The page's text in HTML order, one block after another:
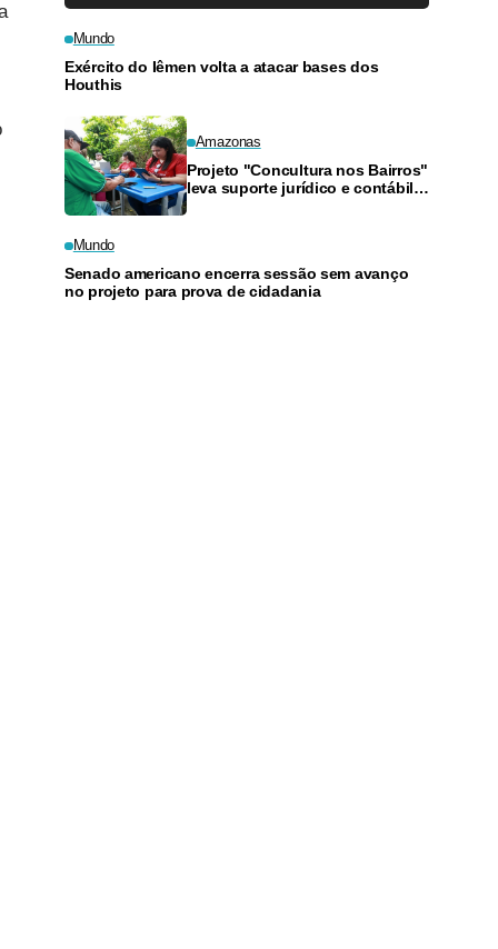
Mundo
Exército do Iêmen volta a atacar bases dos
Houthis
Amazonas
Projeto "Concultura nos Bairros"
leva suporte jurídico e contábil a
Mundo
Senado americano encerra sessão sem avanço
no projeto para prova de cidadania